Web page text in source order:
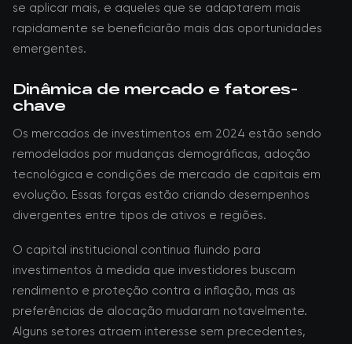
se aplicar mais, e aqueles que se adaptarem mais
rapidamente se beneficiarão mais das oportunidades
emergentes.
Dinâmica de mercado e fatores-
chave
Os mercados de investimentos em 2024 estão sendo
remodelados por mudanças demográficas, adoção
tecnológica e condições de mercado de capitais em
evolução. Essas forças estão criando desempenhos
divergentes entre tipos de ativos e regiões.
O capital institucional continua fluindo para
investimentos à medida que investidores buscam
rendimento e proteção contra a inflação, mas as
preferências de alocação mudaram notavelmente.
Alguns setores atraem interesse sem precedentes,